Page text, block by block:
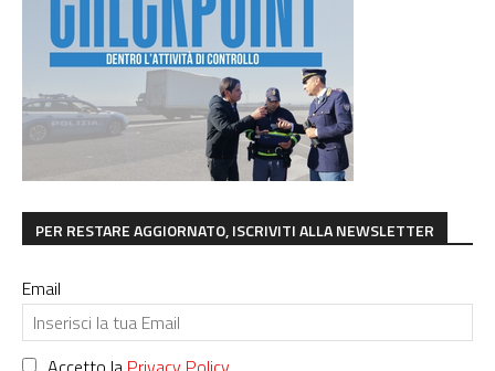
PER RESTARE AGGIORNATO, ISCRIVITI ALLA NEWSLETTER
Email